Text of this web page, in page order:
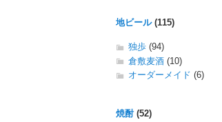
地ビール(115)
独歩 (94)
倉敷麦酒 (10)
オーダーメイド (6)
焼酎(52)